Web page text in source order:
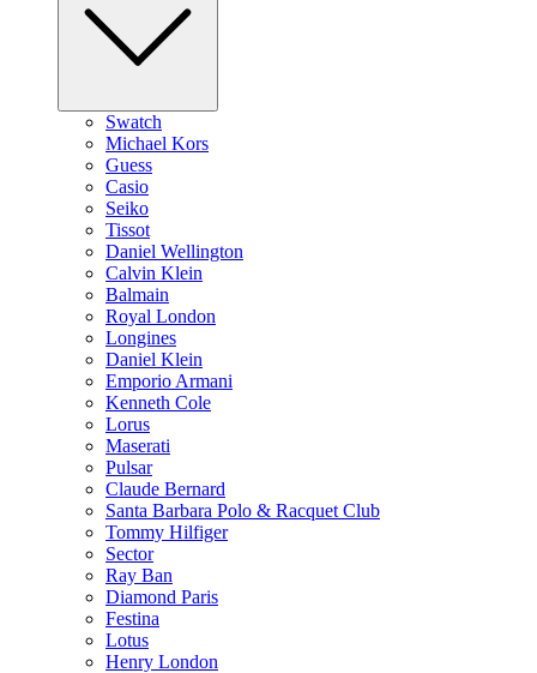
Swatch
Michael Kors
Guess
Casio
Seiko
Tissot
Daniel Wellington
Calvin Klein
Balmain
Royal London
Longines
Daniel Klein
Emporio Armani
Kenneth Cole
Lorus
Maserati
Pulsar
Claude Bernard
Santa Barbara Polo & Racquet Club
Tommy Hilfiger
Sector
Ray Ban
Diamond Paris
Festina
Lotus
Henry London